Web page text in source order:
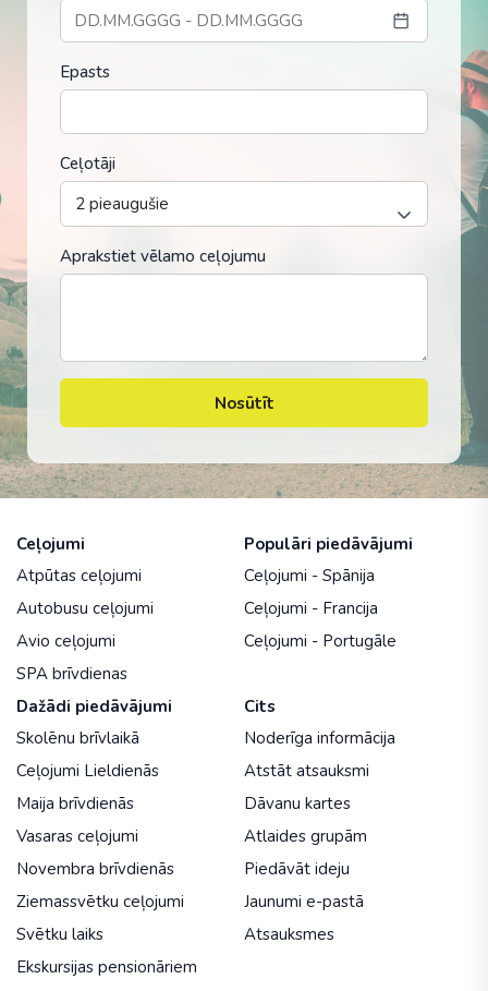
Epasts
Ceļotāji
Aprakstiet vēlamo ceļojumu
Nosūtīt
Ceļojumi
Atpūtas ceļojumi
Autobusu ceļojumi
Avio ceļojumi
SPA brīvdienas
Populāri piedāvājumi
Ceļojumi - Spānija
Ceļojumi - Francija
Ceļojumi - Portugāle
Dažādi piedāvājumi
Skolēnu brīvlaikā
Ceļojumi Lieldienās
Maija brīvdienās
Vasaras ceļojumi
Novembra brīvdienās
Ziemassvētku ceļojumi
Svētku laiks
Ekskursijas pensionāriem
Cits
Noderīga informācija
Atstāt atsauksmi
Dāvanu kartes
Atlaides grupām
Piedāvāt ideju
Jaunumi e-pastā
Atsauksmes